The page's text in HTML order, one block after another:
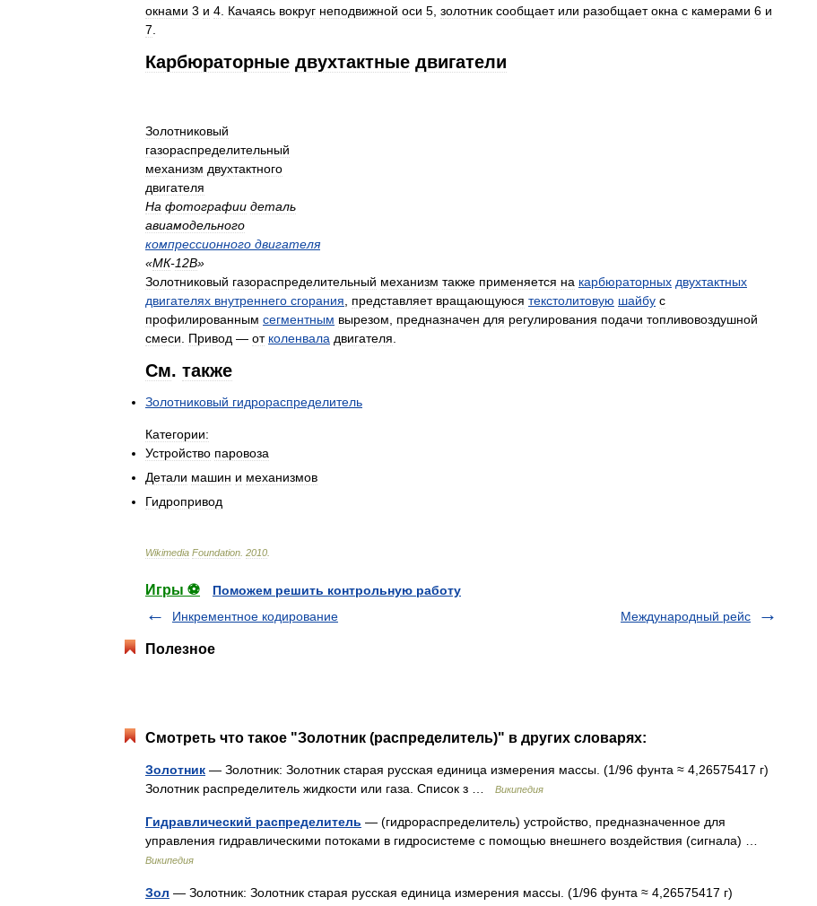
окнами 3 и 4 Качаясь вокруг неподвижной оси 5 золотник сообщает или разобщает окна с камерами 6 и
7
Карбюраторные двухтактные двигатели
Золотниковый
газораспределительный
механизм двухтактного
двигателя
На фотографии деталь
авиамодельного
компрессионного двигателя
«МК-12В»
Золотниковый газораспределительный механизм также применяется на карбюраторных двухтактных
двигателях внутреннего сгорания представляет вращающуюся текстолитовую шайбу с
профилированным сегментным вырезом предназначен для регулирования подачи топливовоздушной
смеси
Привод — от коленвала двигателя
См. также
Золотниковый гидрораспределитель
Категории:
Устройство паровоза
Детали машин и механизмов
Гидропривод
Wikimedia Foundation 2010
Игры ⚽
Поможем решить контрольную работу
Инкрементное кодирование
Международный рейс
Полезное
Смотреть что такое "Золотник (распределитель)" в других словарях:
Золотник — Золотник: Золотник старая русская единица измерения массы. (1/96 фунта ≈ 4,26575417 г)
Золотник распределитель жидкости или газа. Список з …
Википедия
Гидравлический распределитель — (гидрораспределитель) устройство, предназначенное для
управления гидравлическими потоками в гидросистеме с помощью внешнего воздействия (сигнала) …
Википедия
Зол — Золотник: Золотник старая русская единица измерения массы. (1/96 фунта ≈ 4,26575417 г)